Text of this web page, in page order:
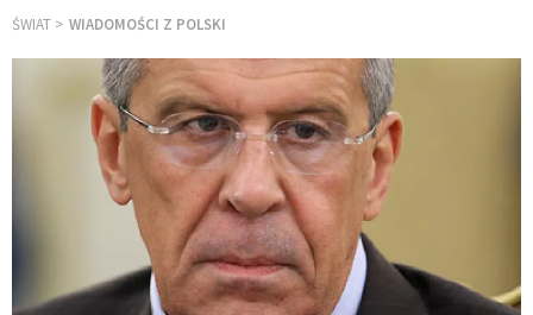
ŚWIAT WIADOMOŚCI Z POLSKI